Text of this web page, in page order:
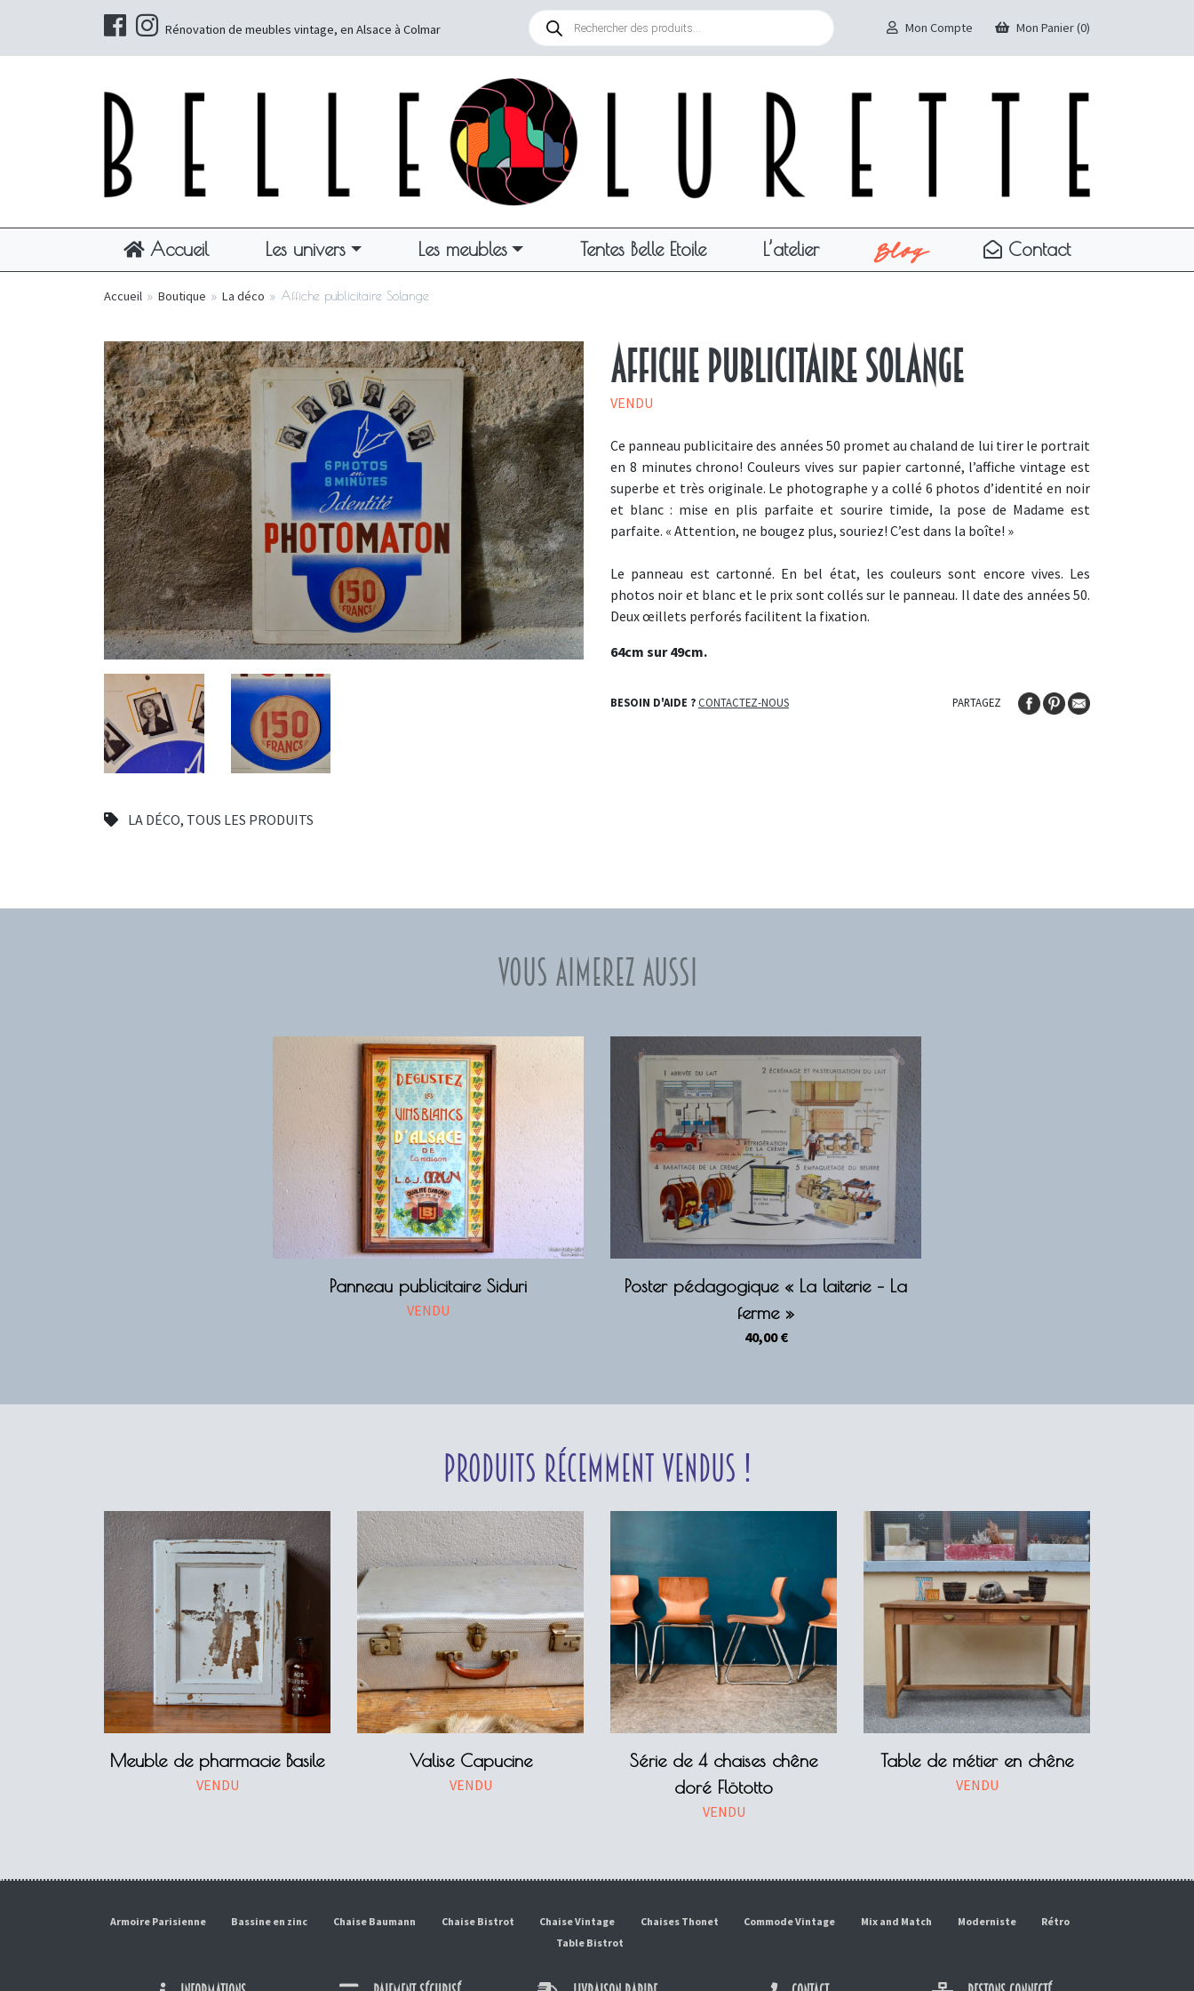
Rénovation de meubles vintage, en Alsace à Colmar
Recherche
produits
Mon Compte Mon Panier (0)
Accueil Les univers Les meubles Tentes Belle Etoile L’atelier Blog Contact
Accueil » Boutique » La déco » Affiche publicitaire Solange
LA DÉCO, TOUS LES PRODUITS
Affiche publicitaire Solange
VENDU
Ce panneau publicitaire des années 50 promet au chaland de lui tirer le portrait
en 8 minutes chrono! Couleurs vives sur papier cartonné, l’affiche vintage est
superbe et très originale. Le photographe y a collé 6 photos d’identité en noir
et blanc : mise en plis parfaite et sourire timide, la pose de Madame est
parfaite. « Attention, ne bougez plus, souriez! C’est dans la boîte! »
Le panneau est cartonné. En bel état, les couleurs sont encore vives. Les
photos noir et blanc et le prix sont collés sur le panneau. Il date des années 50.
Deux œillets perforés facilitent la fixation.
64cm sur 49cm.
BESOIN D'AIDE ?CONTACTEZ-NOUS PARTAGEZ
Vous aimerez aussi
Panneau publicitaire Siduri
VENDU
Poster pédagogique « La laiterie – La
ferme »
40,00€
Produits récemment vendus !
Meuble de pharmacie Basile
VENDU
Valise Capucine
VENDU
Série de 4 chaises chêne
doré Flötotto
VENDU
Table de métier en chêne
VENDU
Armoire Parisienne Bassine en zinc Chaise Baumann Chaise Bistrot Chaise Vintage Chaises Thonet Commode Vintage Mix and Match Moderniste
Rétro
Table Bistrot